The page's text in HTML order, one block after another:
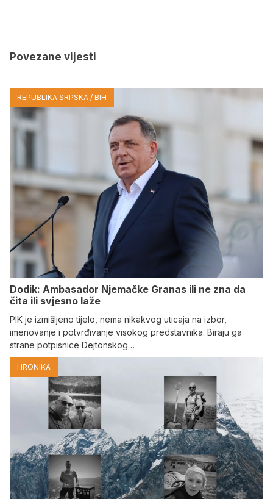
Povezane vijesti
REPUBLIKA SRPSKA / BIH
Dodik: Ambasador Njemačke Granas ili ne zna da
čita ili svjesno laže
PIK je izmišljeno tijelo, nema nikakvog uticaja na izbor,
imenovanje i potvrđivanje visokog predstavnika. Biraju ga
strane potpisnice Dejtonskog…
HRONIKA